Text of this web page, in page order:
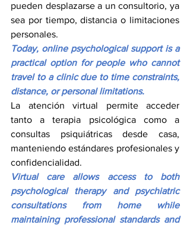
pueden desplazarse a un consultorio, ya
sea por tiempo, distancia o limitaciones
personales.
Today, online psychological support is a
practical option for people who cannot
travel to a clinic due to time constraints,
distance, or personal limitations.
La atención virtual permite acceder
tanto a terapia psicológica como a
consultas psiquiátricas desde casa,
manteniendo estándares profesionales y
confidencialidad.
Virtual care allows access to both
psychological therapy and psychiatric
consultations from home while
maintaining professional standards and